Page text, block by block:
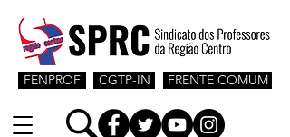
CGTP-IN
FENPROF FRENTE COMUM